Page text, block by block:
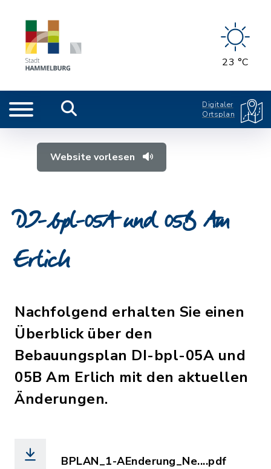
23 °C
Digitaler
Ortsplan
Website vorlesen
DI-bpl-05A und 05B Am
Erlich
Nachfolgend erhalten Sie einen
Überblick über den
Bebauungsplan DI-bpl-05A und
05B Am Erlich mit den aktuellen
Änderungen.
BPLAN_1-AEnderung_Ne....pdf